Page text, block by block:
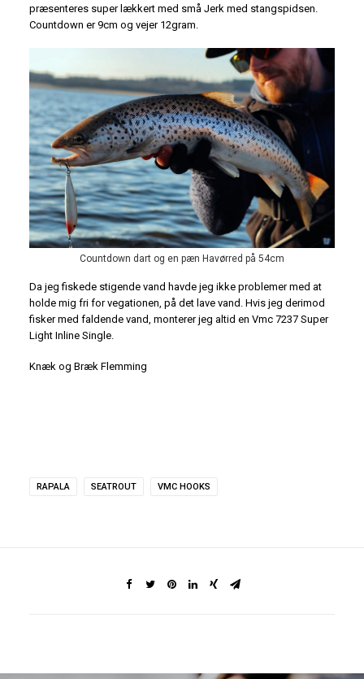
præsenteres super lækkert med små Jerk med stangspidsen.
Countdown er 9cm og vejer 12gram.
Countdown dart og en pæn Havørred på 54cm
Da jeg fiskede stigende vand havde jeg ikke problemer med at
holde mig fri for vegationen, på det lave vand. Hvis jeg derimod
fisker med faldende vand, monterer jeg altid en Vmc 7237 Super
Light Inline Single.
Knæk og Bræk Flemming
RAPALA SEATROUT VMC HOOKS